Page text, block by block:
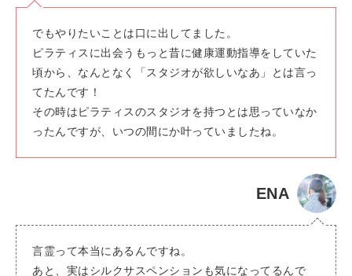
でもやりたいことは口に出してました。
ピラティスに出会うもっと昔に健康運動指導をしていた
頃から、なんとなく「スタジオが欲しいなあ」とは言っ
てたんです！
その時はピラティスのスタジオを持つとは思っていなか
ったんですが、いつの間にか叶っていましたね。
ENA
言霊って本当にあるんですね。
あと、実はシルクサスペンションも気になってるんで